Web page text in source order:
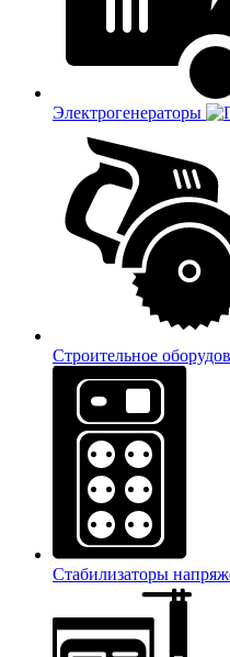
Электрогенераторы
Строительное
Стабилизаторы